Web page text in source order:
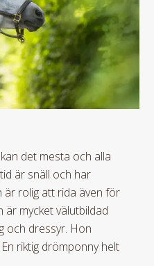
det mesta och alla
är snäll och har
är rolig att rida även för
är mycket välutbildad
och dressyr. Hon
riktig drömponny helt